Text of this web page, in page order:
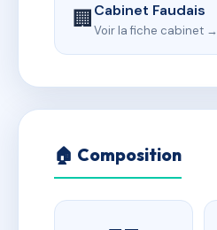
🏢Cabinet Faudais
Voir la fiche cabinet →
🏠 Composition